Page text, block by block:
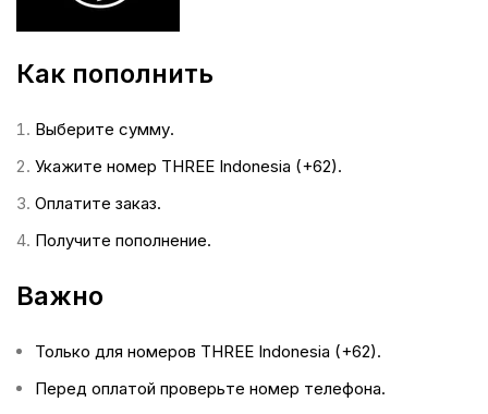
Как пополнить
Выберите сумму.
Укажите номер THREE Indonesia (+62).
Оплатите заказ.
Получите пополнение.
Важно
Только для номеров THREE Indonesia (+62).
Перед оплатой проверьте номер телефона.